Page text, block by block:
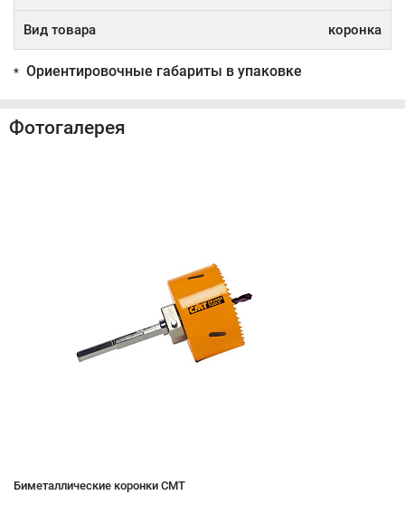
Вид товара коронка
* Ориентировочные габариты в упаковке
Фотогалерея
Биметаллические коронки CMT